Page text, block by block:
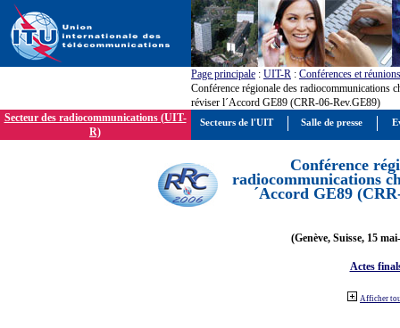
Page principale : UIT-R : Conférences et réunions
Conférence régionale des radiocommunications
réviser l´Accord GE89 (CRR-06-Rev.GE89)
Secteur des radiocommunications (UIT-
R)
Conférence
radiocommunications
´Accord GE89
(Genève, Suisse, 15
Actes
Afficher
Secteurs de l'UIT Salle de presse